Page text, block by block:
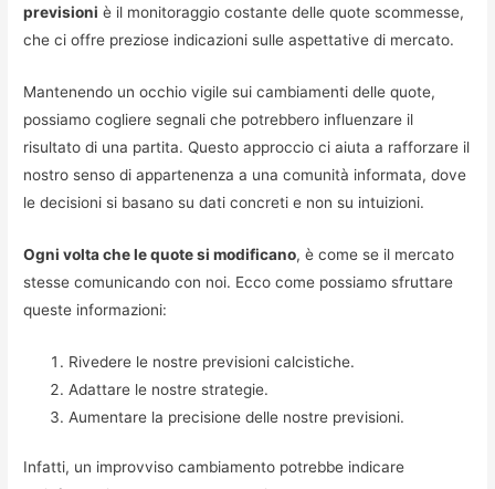
previsioni è il monitoraggio costante delle quote scommesse,
che ci offre preziose indicazioni sulle aspettative di mercato.
Mantenendo un occhio vigile sui cambiamenti delle quote,
possiamo cogliere segnali che potrebbero influenzare il
risultato di una partita. Questo approccio ci aiuta a rafforzare il
nostro senso di appartenenza a una comunità informata, dove
le decisioni si basano su dati concreti e non su intuizioni.
Ogni volta che le quote si modificano, è come se il mercato
stesse comunicando con noi. Ecco come possiamo sfruttare
queste informazioni:
Rivedere le nostre previsioni calcistiche.
Adattare le nostre strategie.
Aumentare la precisione delle nostre previsioni.
Infatti, un improvviso cambiamento potrebbe indicare